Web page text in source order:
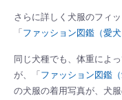
さらに詳しく犬服のフィ
「 ファッション図鑑（愛
同じ犬種でも、体重によ
が、「 ファッション図鑑
の犬服の着用写真が、犬